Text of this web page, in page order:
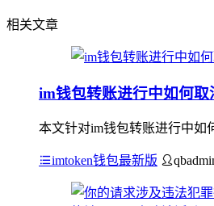
相关文章
im钱包转账进行中如何
本文针对im钱包转账进行中如
imtoken钱包最新版